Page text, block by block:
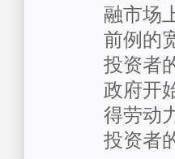
融市场
前例的
投资者
政府开
得劳动
投资者